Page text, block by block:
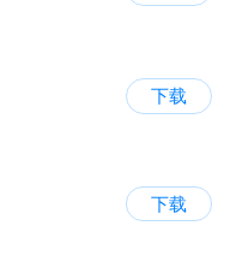
下载
下载